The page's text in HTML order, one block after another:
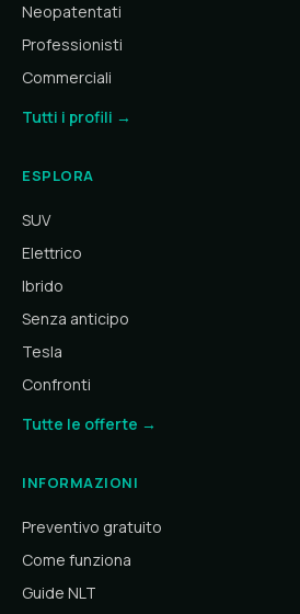
Neopatentati
Professionisti
Commerciali
Tutti i profili →
ESPLORA
SUV
Elettrico
Ibrido
Senza anticipo
Tesla
Confronti
Tutte le offerte →
INFORMAZIONI
Preventivo gratuito
Come funziona
Guide NLT